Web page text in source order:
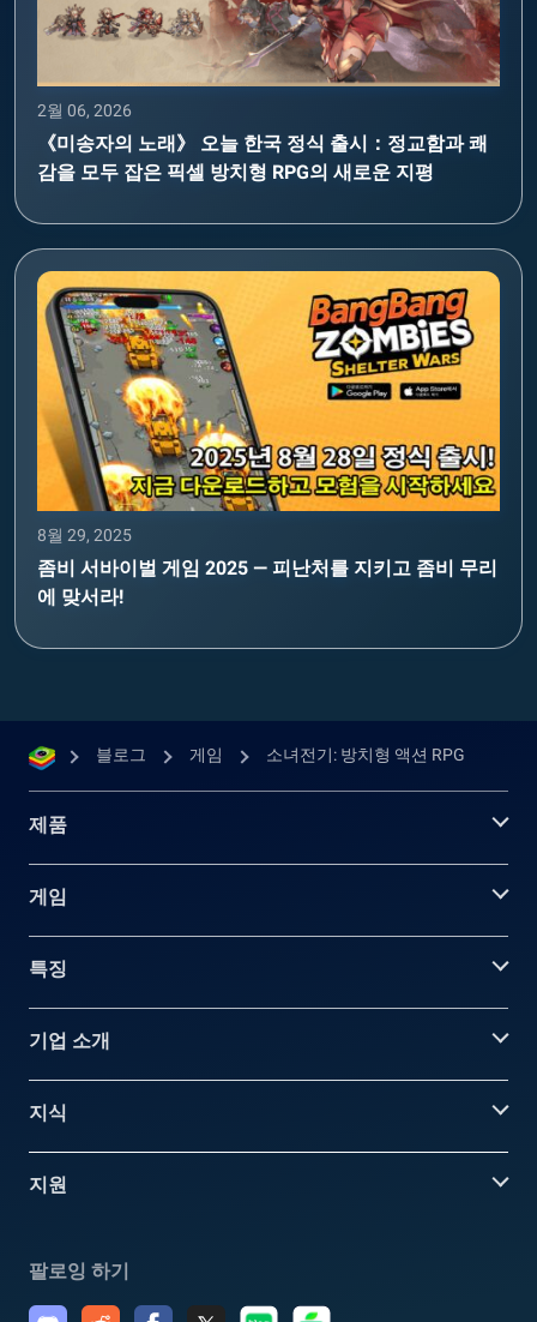
2월 06, 2026
《미송자의 노래》 오늘 한국 정식 출시：정교함과 쾌
감을 모두 잡은 픽셀 방치형 RPG의 새로운 지평
8월 29, 2025
좀비 서바이벌 게임 2025 — 피난처를 지키고 좀비 무리
에 맞서라!
블로그 게임 소녀전기: 방치형 액션 RPG
제품
게임
특징
기업 소개
지식
지원
팔로잉 하기